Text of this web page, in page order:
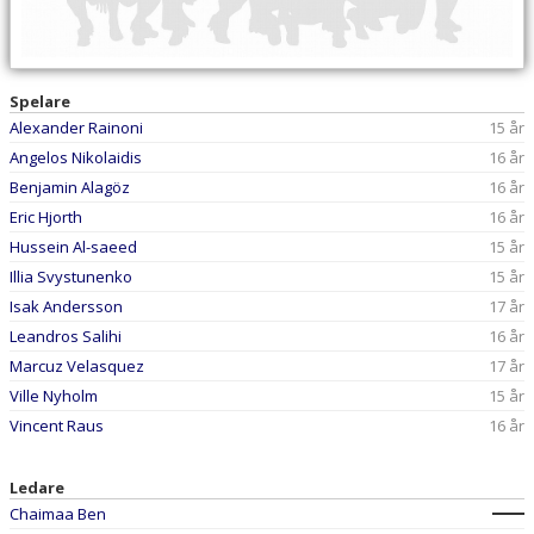
Spelare
Alexander Rainoni
15 år
Angelos Nikolaidis
16 år
Benjamin Alagöz
16 år
Eric Hjorth
16 år
Hussein Al-saeed
15 år
Illia Svystunenko
15 år
Isak Andersson
17 år
Leandros Salihi
16 år
Marcuz Velasquez
17 år
Ville Nyholm
15 år
Vincent Raus
16 år
Ledare
Chaimaa Ben